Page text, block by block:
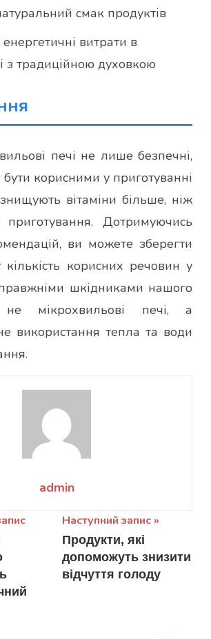
смак продуктів
витрати в
з традиційною духовкою
печі не лише безпечні,
корисними у приготуванні
вітаміни більше, ніж
Дотримуючись
ви можете зберегти
корисних речовин у
шкідниками нашого
мікрохвильові печі, а
використання тепла та води
admin
Наступний запис
Продукти, які
допоможуть знизити
відчуття голоду